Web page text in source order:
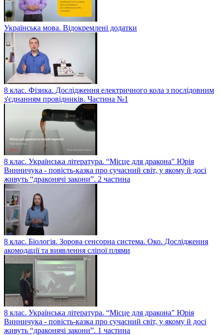
Українська мова. Відокремлені додатки
8 клас. Фізика. Дослідження електричного кола з послідовним
з'єднанням провідників. Частина №1
8 клас. Українська література. “Місце для дракона" Юрія
Винничука - повість-казка про сучасний світ, у якому й досі
живуть “драконячі закони”. 2 частина
8 клас. Біологія. Зорова сенсорна система. Око. Дослідження
акомодації та виявлення сліпої плями
8 клас. Українська література. “Місце для дракона" Юрія
Винничука - повість-казка про сучасний світ, у якому й досі
живуть “драконячі закони”. 1 частина